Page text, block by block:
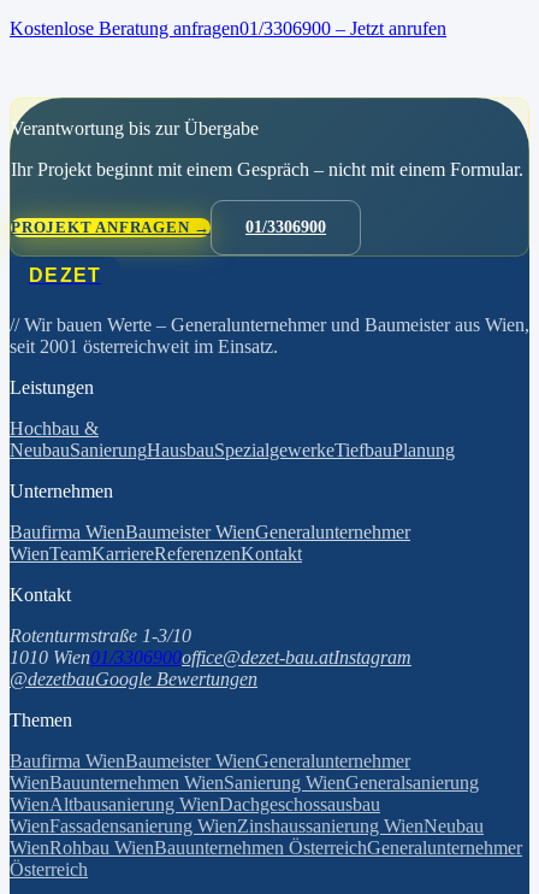
Kostenlose Beratung anfragen01/3306900 – Jetzt anrufen
Verantwortung bis zur Übergabe
Ihr Projekt beginnt mit einem Gespräch – nicht mit einem Formular.
PROJEKT ANFRAGEN → 01/3306900
DEZET
// Wir bauen Werte – Generalunternehmer und Baumeister aus Wien,
seit 2001 österreichweit im Einsatz.
Leistungen
Hochbau &
NeubauSanierungHausbauSpezialgewerkeTiefbauPlanung
Unternehmen
Baufirma WienBaumeister WienGeneralunternehmer
WienTeamKarriereReferenzenKontakt
Kontakt
Rotenturmstraße 1-3/10
1010 Wien01/3306900office@dezet-bau.atInstagram
@dezetbauGoogle Bewertungen
Themen
Baufirma WienBaumeister WienGeneralunternehmer
WienBauunternehmen WienSanierung WienGeneralsanierung
WienAltbausanierung WienDachgeschossausbau
WienFassadensanierung WienZinshaussanierung WienNeubau
WienRohbau WienBauunternehmen ÖsterreichGeneralunternehmer
Österreich